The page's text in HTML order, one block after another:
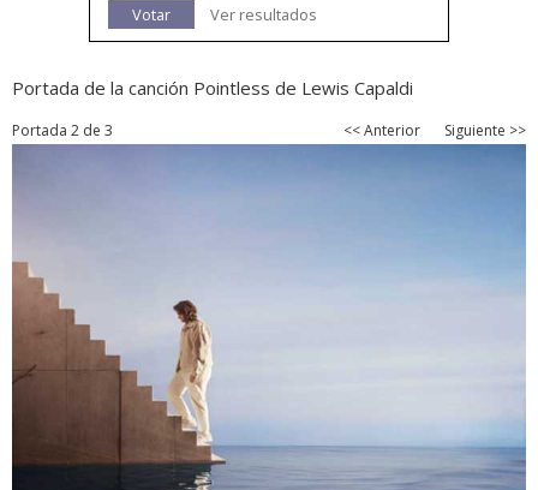
Votar
Ver resultados
Portada de la canción Pointless de Lewis Capaldi
Portada 2 de 3 << Anterior Siguiente >>